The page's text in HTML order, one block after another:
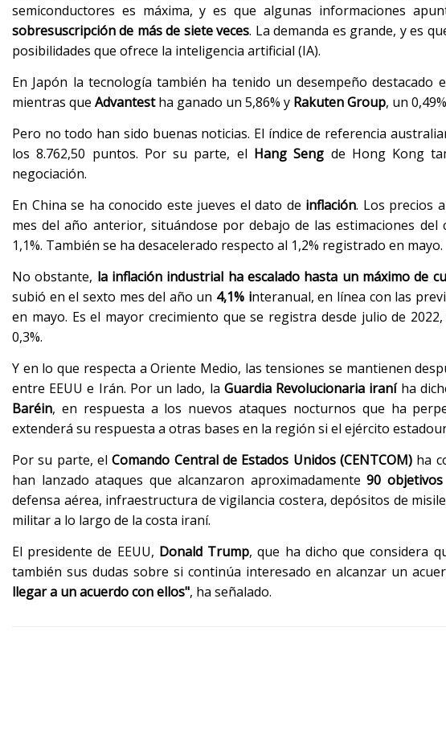
semiconductores es máxima, y es que algunas informaciones
sobresuscripción de más de siete veces. La demanda es grande, y es
posibilidades que ofrece la inteligencia artificial (IA).
En Japón la tecnología también ha tenido un desempeño destacado
mientras que Advantestha ganado un 5,86% y Rakuten Group, un
Pero no todo han sido buenas noticias. El índice de referencia
los 8.762,50 puntos. Por su parte, el Hang Seng de Hong Kong
negociación.
En China se ha conocido este jueves el dato de inflación. Los precios
mes del año anterior, situándose por debajo de las estimaciones
1,1%. También se ha desacelerado respecto al 1,2% registrado en mayo.
No obstante, la inflación industrial ha escalado hasta un máximo de
subió en el sexto mes del año un 4,1% interanual, en línea con las
en mayo. Es el mayor crecimiento que se registra desde julio de
0,3%.
Y en lo que respecta a Oriente Medio, las tensiones se mantienen
entre EEUU e Irán. Por un lado, la Guardia Revolucionaria iraníha
Baréin, en respuesta a los nuevos ataques nocturnos que ha
extenderá su respuesta a otras bases en la región si el ejército
Por su parte, elComando Central de Estados Unidos (CENTCOM) ha
han lanzado ataques que alcanzaron aproximadamente90
defensa aérea, infraestructura de vigilancia costera, depósitos de
militar a lo largo de la costa iraní.
El presidente de EEUU, Donald Trump, que ha dicho que considera
también sus dudas sobre si continúa interesado en alcanzar un
llegar a un acuerdo con ellos", ha señalado.